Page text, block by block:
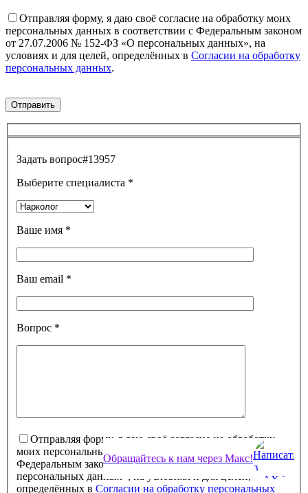
Отправляя форму, я даю своё согласие на обработку моих
персональных данных в соответствии с Федеральным законом
от 27.07.2006 № 152-ФЗ «О персональных данных», на
условиях и для целей, определённых в Согласии на обработку
персональных данных.
Задать вопрос#13957
Выберите специалиста *
Ваше имя *
Ваш email *
Вопрос *
Отправляя форму, я даю своё согласие на обработку
моих персональных данных в соответствии с
Федеральным законом от 27.07.2006 № 152-ФЗ «О
персональных данных», на условиях и для целей,
определённых в Согласии на обработку персональных
Обращайтесь к нам через Макс!